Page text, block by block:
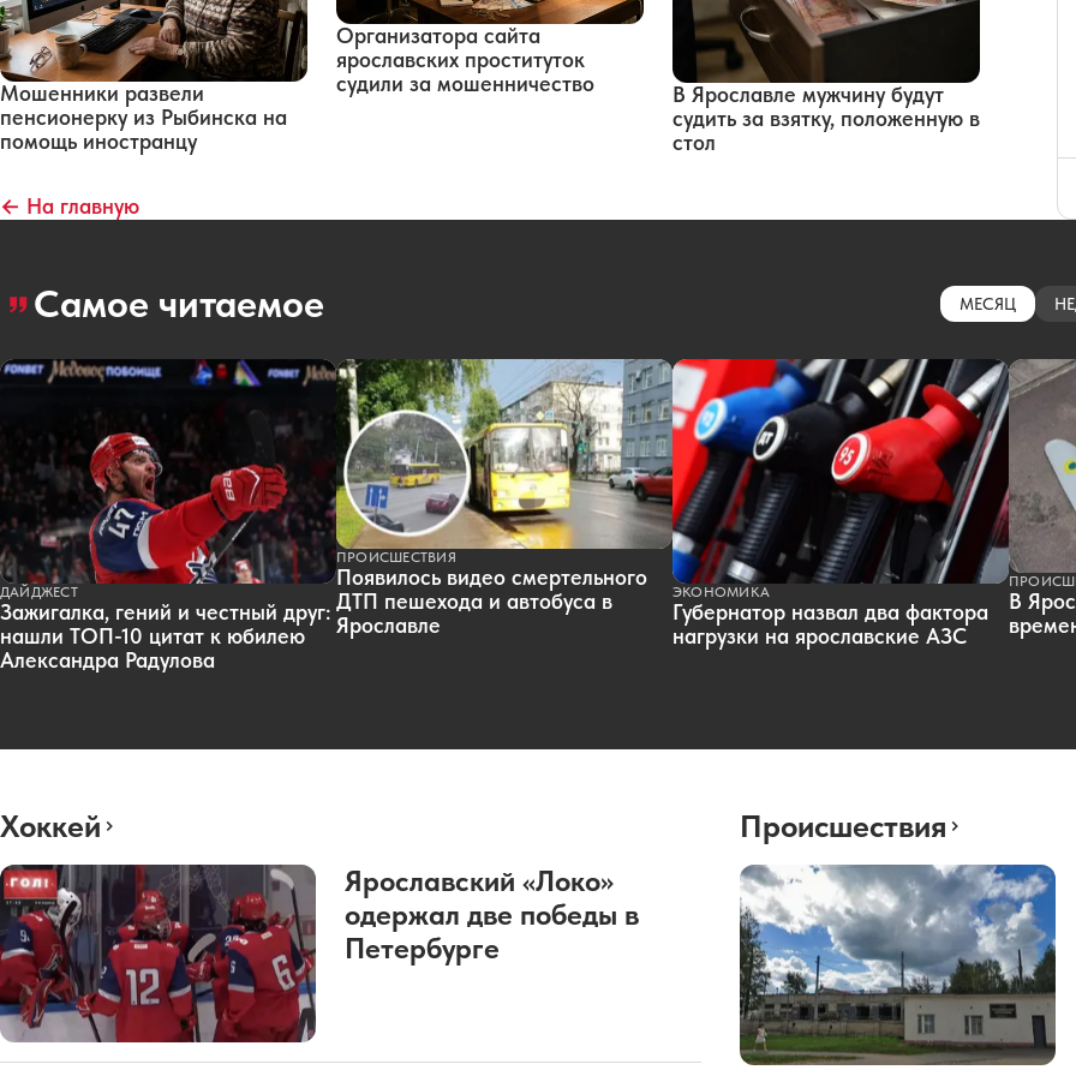
Мошенники развели
пенсионерку из Рыбинска на
помощь иностранцу
Организатора сайта
ярославских проституток
судили за мошенничество
В Ярославле мужчину будут
судить за взятку, положенную в
стол
← На главную
Самое читаемое МЕСЯЦ
ДАЙДЖЕСТ
Зажигалка, гений и честный друг:
нашли ТОП-10 цитат к юбилею
Александра Радулова
ПРОИСШЕСТВИЯ
Появилось видео смертельного
ДТП пешехода и автобуса в
Ярославле
ЭКОНОМИКА
Губернатор назвал два фактора
нагрузки на ярославские АЗС
В
Хоккей
Ярославский «Локо»
одержал две победы в
Петербурге
Происшествия